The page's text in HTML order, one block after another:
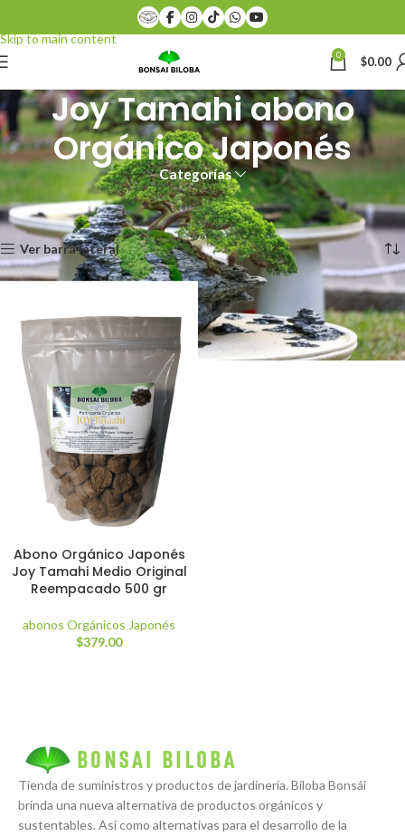
Skip to main content
0 $0.00
Joy Tamahi abono
Orgánico Japonés
Categorías
Inicio
Productos etiquetados “Joy Tamahi abono Orgánico Japonés”
Mostrando el único resultado
Ver barra lateral
Abono Orgánico Japonés
Joy Tamahi Medio Original
Reempacado 500 gr
abonos Orgánicos Japonés
$379.00
Tienda de suministros y productos de jardinería. Biloba Bonsái
brinda una nueva alternativa de productos orgánicos y
sustentables. Así como alternativas para el desarrollo de la